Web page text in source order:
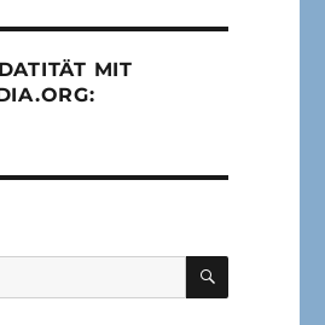
MIT
SUCHEN